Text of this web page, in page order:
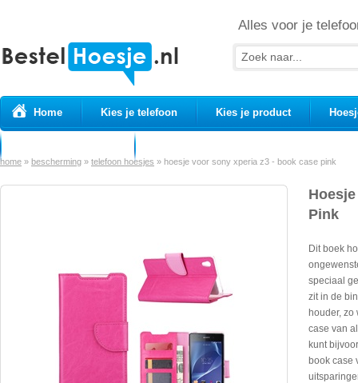
Alles voor je
Home Kies je telefoon Kies je product
home » bescherming » telefoon hoesjes » hoesje voor sony xperia z3 - book case pink
Pink
Dit boek
speciaal
zit in de
houder,
case van
kunt
book case